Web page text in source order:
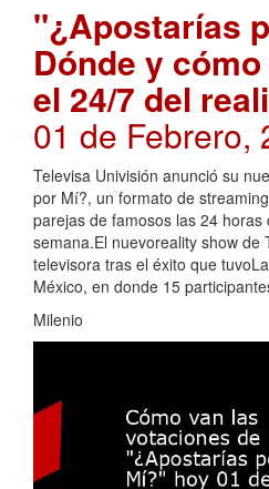
"¿Apostarías
Dónde y
el 24/7 del
01 de Febrero,
Televisa Univisión anunció su
por Mí?, un formato de
parejas de famosos las 24
semana.El nuevoreality show de
televisora tras el éxito que
México, en donde 15
Milenio